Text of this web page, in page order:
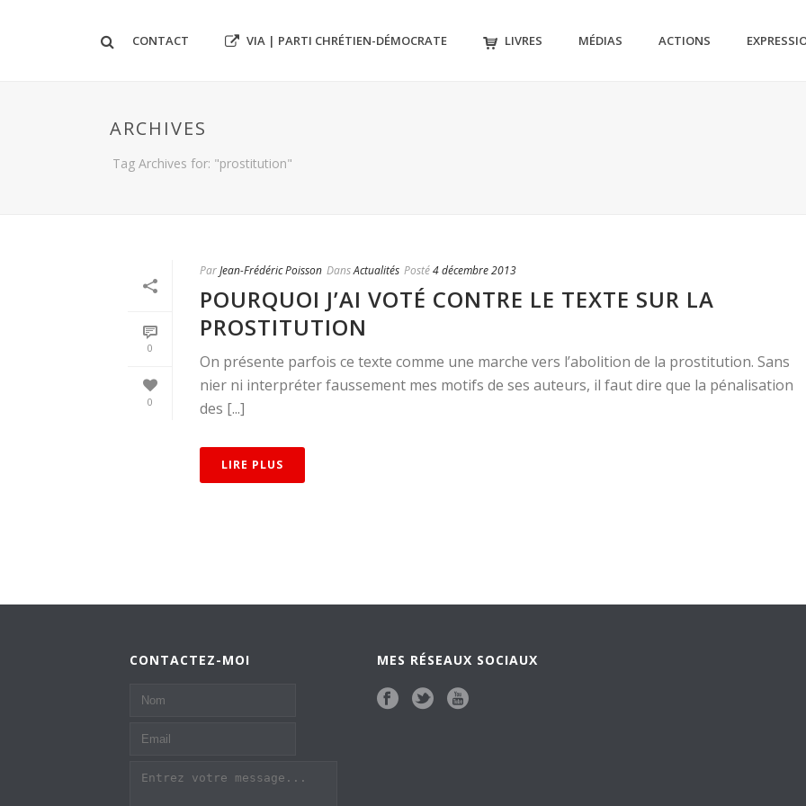
ACTIONS
MÉDIAS
LIVRES
VIA | PARTI CHRÉTIEN-DÉMOCRATE
CONTACT
ARCHIVES
Tag Archives for: "prostitution"
0
0
ParJean-Frédéric Poisson DansActualités Posté4 décembre 2013
POURQUOI J’AI VOTÉ CONTRE LE TEXTE SUR LA
PROSTITUTION
On présente parfois ce texte comme une marche vers l’abolition de la prostitution. Sans
nier ni interpréter faussement mes motifs de ses auteurs, il faut dire que la pénalisation
des [...]
LIRE PLUS
CONTACTEZ-MOI MES RÉSEAUX SOCIAUX